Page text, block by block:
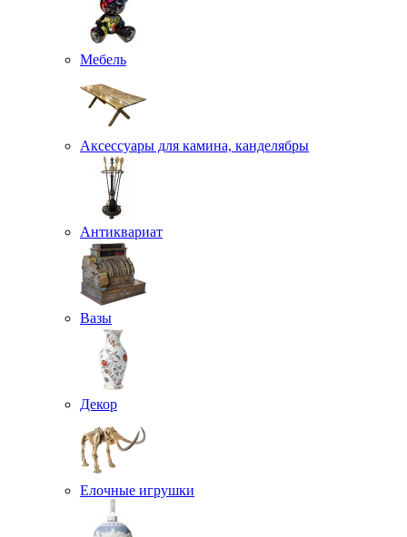
Мебель
Аксессуары для камина, канделябры
Антиквариат
Вазы
Декор
Елочные игрушки